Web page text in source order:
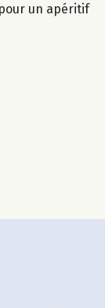
un apéritif